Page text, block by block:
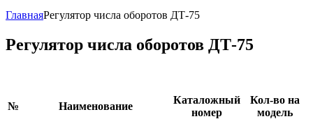
ГлавнаяРегулятор числа оборотов ДТ-75
Регулятор числа оборотов ДТ-75
№ Наименование
Каталожный
номер
Кол-во на
модель